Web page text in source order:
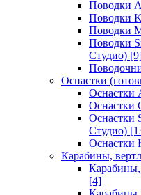
Поводки
Поводки
Поводки
Поводки
Студио)
Оснастки
Оснастки
Оснастки
Оснастки
Студио)
Оснастки
Карабины,
[4]